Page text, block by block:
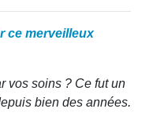
ce merveilleux
vos soins ? Ce fut un
bien des années.